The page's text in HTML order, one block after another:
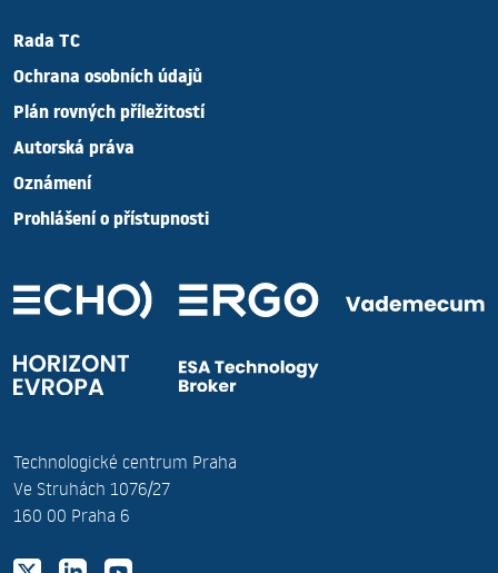
Rada TC
Ochrana osobních údajů
Plán rovných příležitostí
Autorská práva
Oznámení
Prohlášení o přístupnosti
Technologické centrum Praha
Ve Struhách 1076/27
160 00 Praha 6